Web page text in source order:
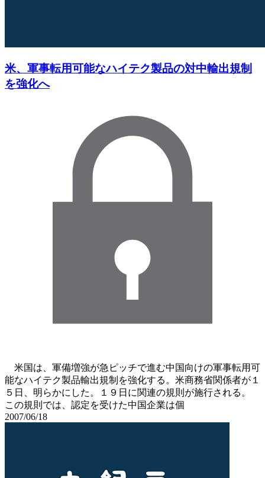
米、軍事転用可能なハイテク製品の対中輸出規制
を強化へ
米国は、軍備増強が急ピッチで進む中国向けの軍事転用可
能なハイテク製品輸出規制を強化する。米商務省関係者が１
５日、明らかにした。１９日に関連の規則が施行される。
この規則では、認定を受けた中国企業は個
2007/06/18